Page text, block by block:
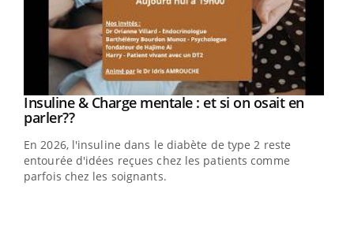
Youtube
Insuline & Charge mentale : et si on osait en
parler??Youtube
En 2026, l'insuline dans le diabète de type 2 reste
entourée d'idées reçues chez les patients comme
parfois chez les soignants.